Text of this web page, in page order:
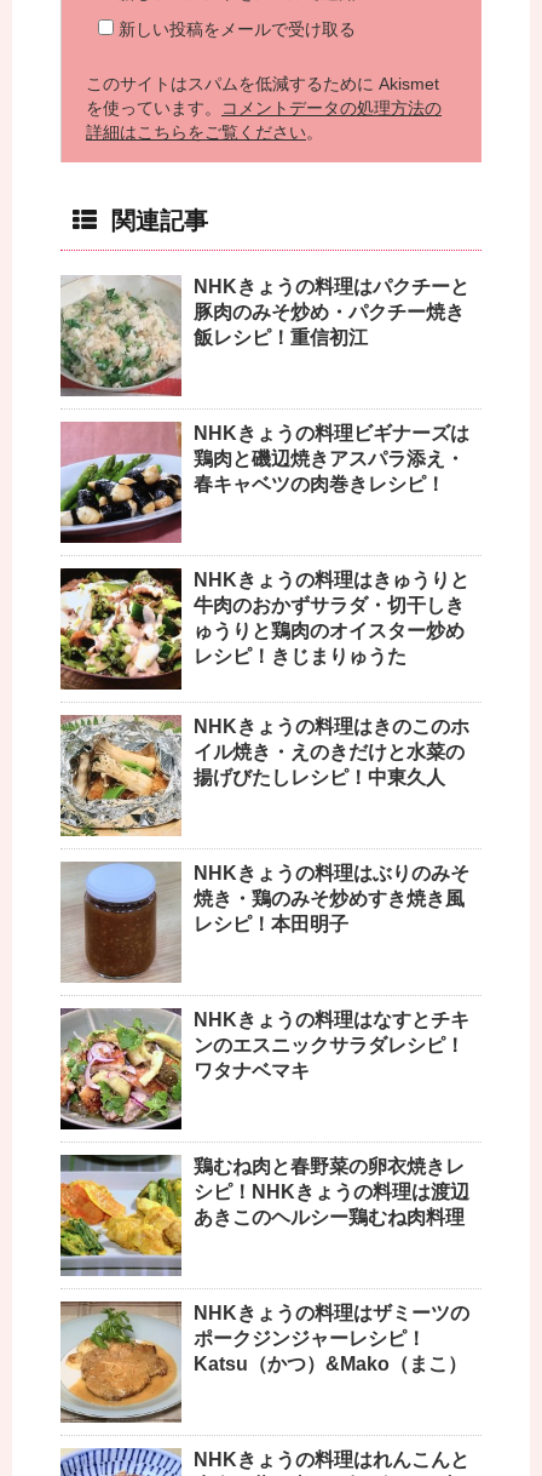
新しい投稿をメールで受け取る
このサイトはスパムを低減するために Akismet
を使っています。
コメントデータの処理方法の
詳細はこちらをご覧ください。
関連記事
NHKきょうの料理はパクチーと
豚肉のみそ炒め・パクチー焼き
飯レシピ！重信初江
NHKきょうの料理ビギナーズは
鶏肉と磯辺焼きアスパラ添え・
春キャベツの肉巻きレシピ！
NHKきょうの料理はきゅうりと
牛肉のおかずサラダ・切干しき
ゅうりと鶏肉のオイスター炒め
レシピ！きじまりゅうた
NHKきょうの料理はきのこのホ
イル焼き・えのきだけと水菜の
揚げびたしレシピ！中東久人
NHKきょうの料理はぶりのみそ
焼き・鶏のみそ炒めすき焼き風
レシピ！本田明子
NHKきょうの料理はなすとチキ
ンのエスニックサラダレシピ！
ワタナベマキ
鶏むね肉と春野菜の卵衣焼きレ
シピ！NHKきょうの料理は渡辺
あきこのヘルシー鶏むね肉料理
NHKきょうの料理はザミーツの
ポークジンジャーレシピ！
Katsu（かつ）&Mako（まこ）
NHKきょうの料理はれんこんと